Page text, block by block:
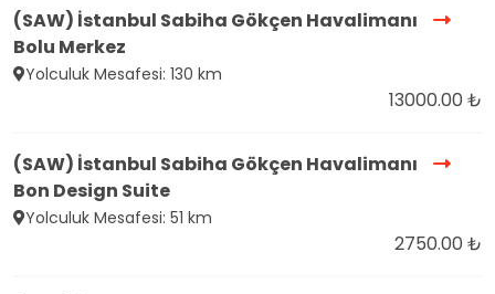
(SAW) İstanbul Sabiha Gökçen Havalimanı
Bolu Merkez
Yolculuk Mesafesi: 130 km
13000.00 ₺
(SAW) İstanbul Sabiha Gökçen Havalimanı
Bon Design Suite
Yolculuk Mesafesi: 51 km
2750.00 ₺